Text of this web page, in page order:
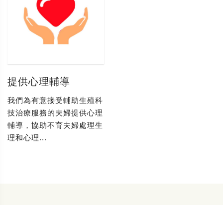
提供心理輔導
我們為有意接受輔助生殖科
技治療服務的夫婦提供心理
輔導，協助不育夫婦處理生
理和心理...